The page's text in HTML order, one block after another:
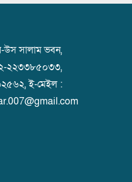
উস সালাম ভবন,
২২৩৩৮৫০৩৩,
ই-মেইল :